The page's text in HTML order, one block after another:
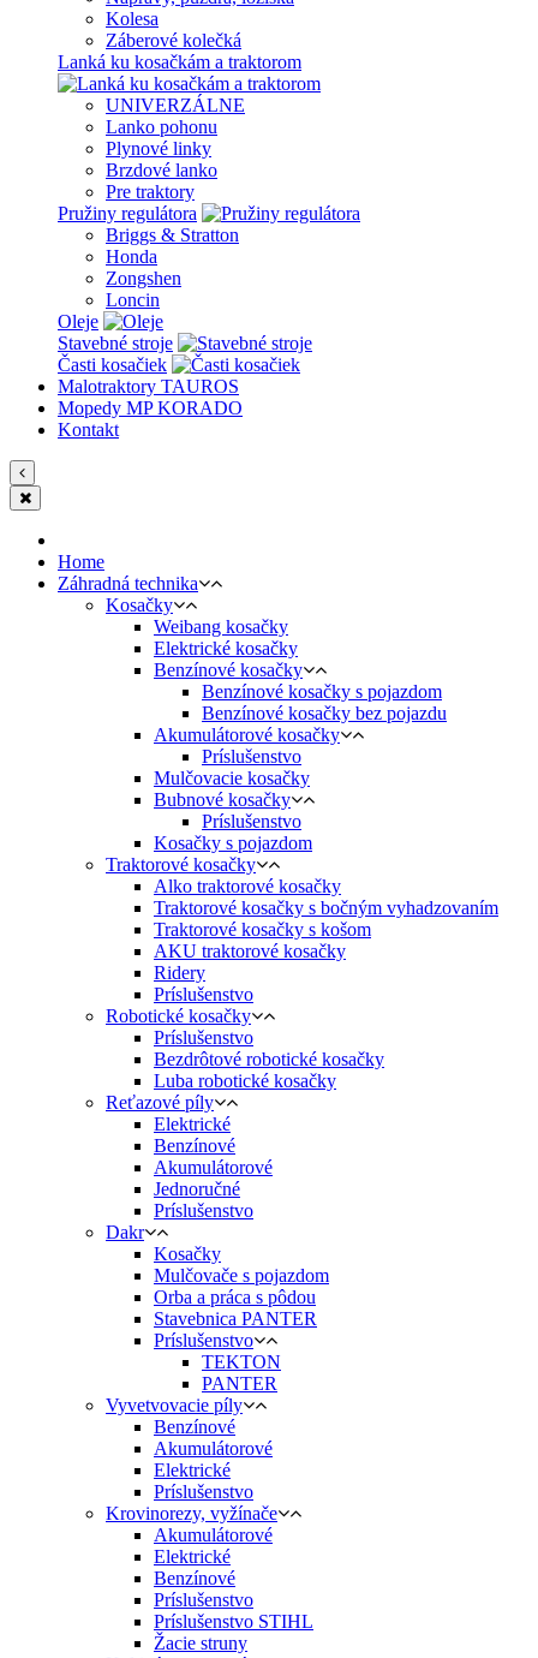
Kolesa
Záberové kolečká
Lanká ku kosačkám a traktorom
UNIVERZÁLNE
Lanko pohonu
Plynové linky
Brzdové lanko
Pre traktory
Pružiny regulátora
Briggs & Stratton
Honda
Zongshen
Loncin
Oleje
Stavebné stroje
Časti kosačiek
Malotraktory TAUROS
Mopedy MP KORADO
Kontakt
Home
Záhradná technika
Kosačky
Weibang kosačky
Elektrické kosačky
Benzínové kosačky
Benzínové kosačky s pojazdom
Benzínové kosačky bez pojazdu
Akumulátorové kosačky
Príslušenstvo
Mulčovacie kosačky
Bubnové kosačky
Príslušenstvo
Kosačky s pojazdom
Traktorové kosačky
Alko traktorové kosačky
Traktorové kosačky s bočným vyhadzovaním
Traktorové kosačky s košom
AKU traktorové kosačky
Ridery
Príslušenstvo
Robotické kosačky
Príslušenstvo
Bezdrôtové robotické kosačky
Luba robotické kosačky
Reťazové píly
Elektrické
Benzínové
Akumulátorové
Jednoručné
Príslušenstvo
Dakr
Kosačky
Mulčovače s pojazdom
Orba a práca s pôdou
Stavebnica PANTER
Príslušenstvo
TEKTON
PANTER
Vyvetvovacie píly
Benzínové
Akumulátorové
Elektrické
Príslušenstvo
Krovinorezy, vyžínače
Akumulátorové
Elektrické
Benzínové
Príslušenstvo
Príslušenstvo STIHL
Žacie struny